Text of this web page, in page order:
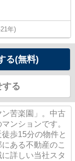
年)
る(無料)
する
苦楽園」。中古
ンションです。
歩15分の物件と
ある不動産のこ
詳しい当社スタ